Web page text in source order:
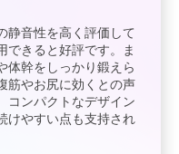
静音性を高く評価して
できると好評です。ま
体幹をしっかり鍛えら
筋やお尻に効くとの声
コンパクトなデザイン
けやすい点も支持され